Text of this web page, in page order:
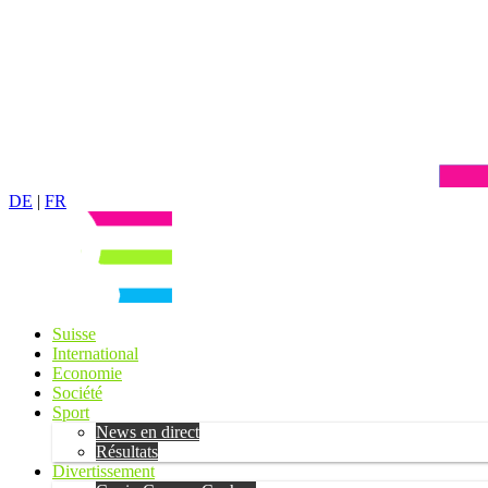
DE | FR
Suisse
International
Economie
Société
Sport
News en direct
Résultats
Divertissement